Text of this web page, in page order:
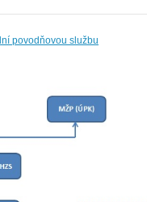
povodňovou službu